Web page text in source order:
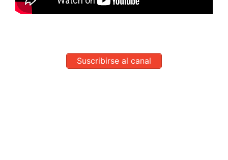
Suscribirse al canal